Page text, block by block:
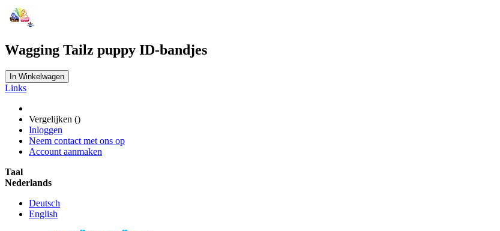
Wagging Tailz puppy ID-bandjes
In Winkelwagen
Links
Vergelijken ()
Inloggen
Neem contact met ons op
Account aanmaken
Taal
Nederlands
Deutsch
English